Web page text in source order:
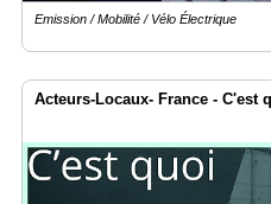
Emission / Mobilité / Vélo Électrique
Acteurs-Locaux- France - C'est